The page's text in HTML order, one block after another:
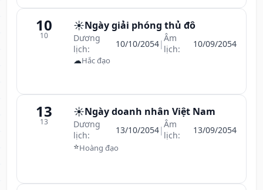
10
10
☀️Ngày giải phóng thủ đô
Dương
lịch:
10/10/2054|Âm
lịch:
10/09/2054
☁Hắc đạo
13
13
☀️Ngày doanh nhân Việt Nam
Dương
lịch:
13/10/2054|Âm
lịch:
13/09/2054
⭐Hoàng đạo